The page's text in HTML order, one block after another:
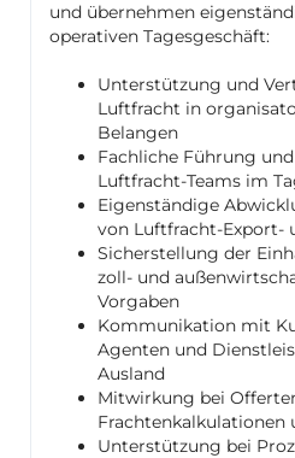
und übernehmen
operativen Tagesgeschäft:
Unterstützung und
Luftfracht in
Belangen
Fachliche Führung
Luftfracht-Teams im
Eigenständige
von Luftfracht-Export-
Sicherstellung der
zoll- und
Vorgaben
Kommunikation mit
Agenten und
Ausland
Mitwirkung bei
Frachtenkalkulationen
Unterstützung bei